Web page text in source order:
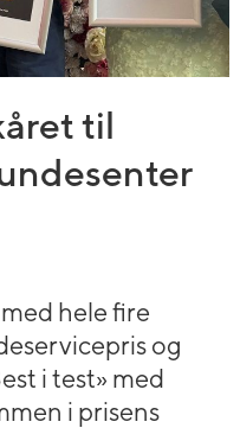
til
hele fire
og
i test» med
i prisens